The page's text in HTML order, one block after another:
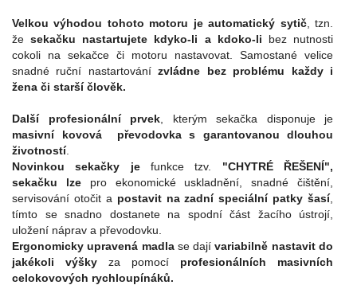
Velkou výhodou tohoto motoru je automatický sytič, tzn.
žesekačku nastartujete kdyko-li a kdoko-li bez nutnosti
cokoli na sekačce či motoru nastavovat. Samostané velice
snadné ruční nastartovánízvládne bez problému každy i
žena či starší člověk.
Další profesionální prvek , kterým sekačka disponuje je
masivní kovová převodovka s garantovanou dlouhou
životností.
Novinkou sekačky je funkce tzv.
"CHYTRÉ ŘEŠENÍ",
sekačku lzepro ekonomické uskladnění, snadné čištění,
servisování otočit a postavit na zadní speciální patky šasí,
tímto se snadno dostanete na spodní část žacího ústrojí,
uložení náprav a převodovku.
Ergonomicky upravená madlase dajívariabilně nastavit do
jakékoli výšky za pomocí profesionálních masivních
celokovových rychloupínáků.